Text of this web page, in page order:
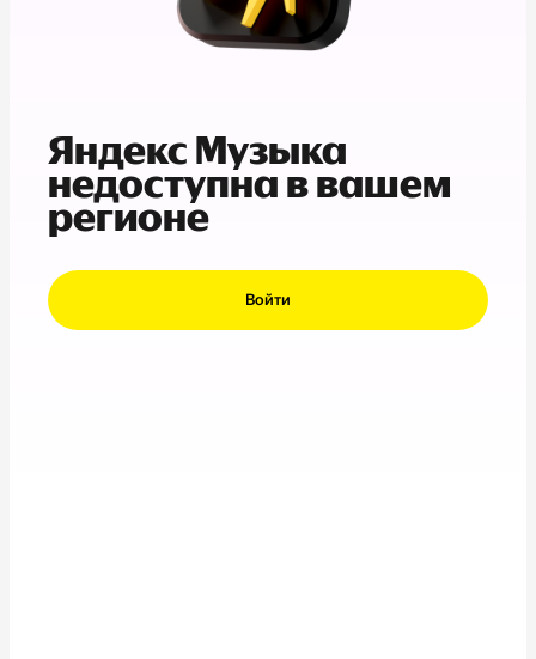
Яндекс Музыка
недоступна в вашем
регионе
Войти